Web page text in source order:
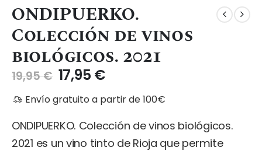
ONDIPUERKO.
Colección de vinos
biológicos. 2021
19,95€ El
precio
original
19,95 €.
17,95 €El
actual
es:
17,95 €.
Envío gratuito a partir de 100€
ONDIPUERKO. Colección de vinos biológicos.
2021 es un vino tinto de Rioja que permite